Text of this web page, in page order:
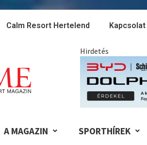
Calm Resort Hertelend Kapcsolat
Hirdetés
A MAGAZIN SPORTHÍREK